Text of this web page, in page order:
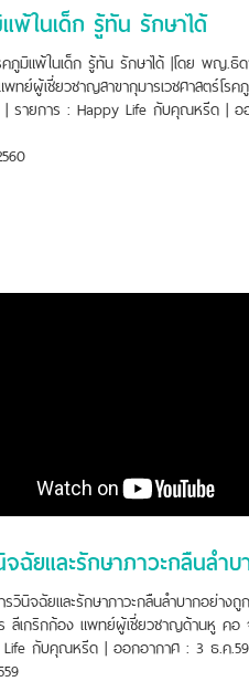
พ้ในเด็ก รู้ทัน รักษาได้
คภูมิแพ้ในเด็ก รู้ทัน รักษาได้ |โดย พญ.ธิ
ย์ผู้เชี่ยวชาญสาขากุมารเวชศาสตร์โรค
รายการ : Happy Life กับคุณหรีด | อ
วินิจฉัยและรักษาภาวะกลืนลำบากอย่างถู
ลีเกริกก้อง แพทย์ผู้เชี่ยวชาญด้านหู คอ
กับคุณหรีด | ออกอากาศ : 3 ธ.ค.59